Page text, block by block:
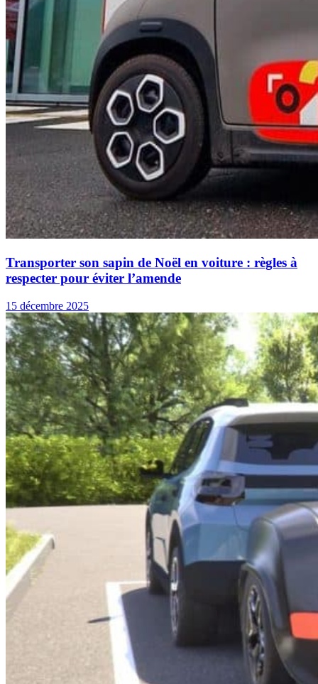
Transporter son sapin de Noël en voiture : règles à
respecter pour éviter l’amende
15 décembre 2025